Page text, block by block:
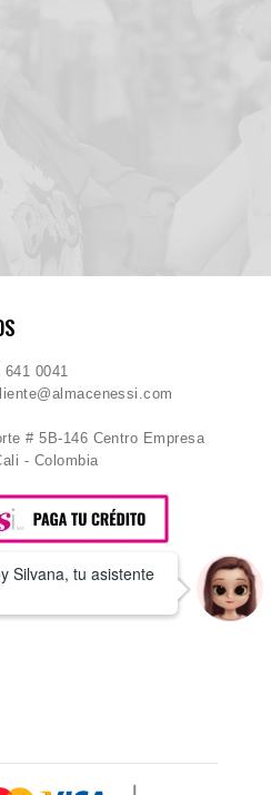
0041
# 5B-146 Centro Empresa
- Colombia